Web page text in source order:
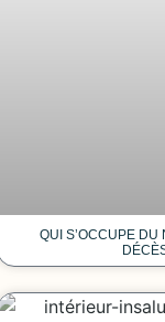
QUI S’OCCUPE DU